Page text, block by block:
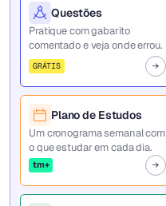
Questões
Pratique com gabarito
comentado e veja onde errou.
GRÁTIS
Plano de Estudos
Um cronograma semanal com
o que estudar em cada dia.
tm+